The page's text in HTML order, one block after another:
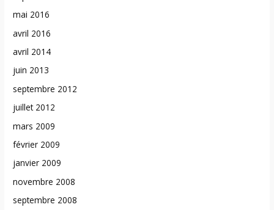
mai 2016
avril 2016
avril 2014
juin 2013
septembre 2012
juillet 2012
mars 2009
février 2009
janvier 2009
novembre 2008
septembre 2008